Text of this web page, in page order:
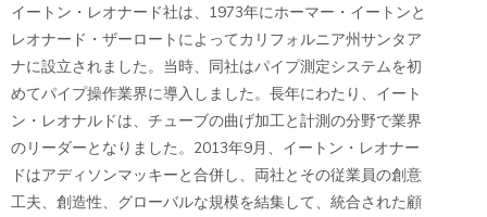
イートン・レオナード社は、1973年にホーマー・イートンと
レオナード・ザーロートによってカリフォルニア州サンタア
ナに設立されました。当時、同社はパイプ測定システムを初
めてパイプ操作業界に導入しました。長年にわたり、イート
ン・レオナルドは、チューブの曲げ加工と計測の分野で業界
のリーダーとなりました。2013年9月、イートン・レオナー
ドはアディソンマッキーと合併し、両社とその従業員の創意
工夫、創造性、グローバルな規模を結集して、統合された顧